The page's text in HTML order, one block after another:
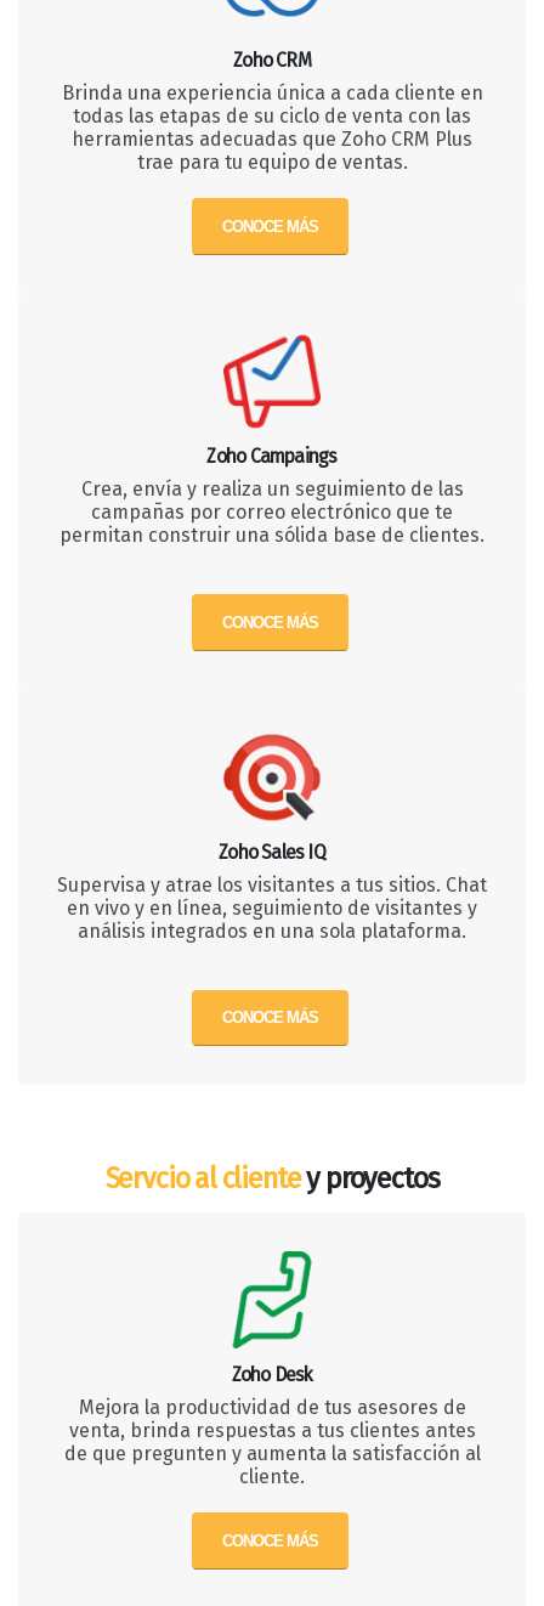
Zoho CRM
Brinda una experiencia única a cada cliente en
todas las etapas de su ciclo de venta con las
herramientas adecuadas que Zoho CRM Plus
trae para tu equipo de ventas.
CONOCE MÁS
Zoho Campaings
Crea, envía y realiza un seguimiento de las
campañas por correo electrónico que te
permitan construir una sólida base de clientes.
CONOCE MÁS
Zoho Sales IQ
Supervisa y atrae los visitantes a tus sitios. Chat
en vivo y en línea, seguimiento de visitantes y
análisis integrados en una sola plataforma.
CONOCE MÁS
Servcio al clientey proyectos
Zoho Desk
Mejora la productividad de tus asesores de
venta, brinda respuestas a tus clientes antes
de que pregunten y aumenta la satisfacción al
cliente.
CONOCE MÁS